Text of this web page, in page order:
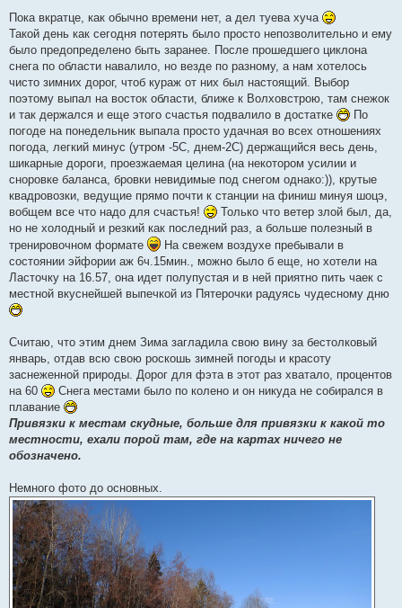
о
щ
е
и
е
Пока вкратце, как обычно времени нет, а дел туева хуча
Такой день как сегодня потерять было просто непозволительно и ему
было предопределено быть заранее. После прошедшего циклона
снега по области навалило, но везде по разному, а нам хотелось
чисто зимних дорог, чтоб кураж от них был настоящий. Выбор
поэтому выпал на восток области, ближе к Волховстрою, там снежок
и так держался и еще этого счастья подвалило в достатке
По
погоде на понедельник выпала просто удачная во всех отношениях
погода, легкий минус (утром -5С, днем-2С) держащийся весь день,
шикарные дороги, проезжаемая целина (на некотором усилии и
сноровке баланса, бровки невидимые под снегом однако:)), крутые
квадровозки, ведущие прямо почти к станции на финиш минуя шоцэ,
вобщем все что надо для счастья!
Только что ветер злой был, да,
но не холодный и резкий как последний раз, а больше полезный в
тренировочном формате
На свежем воздухе пребывали в
состоянии эйфории аж 6ч.15мин., можно было б еще, но хотели на
Ласточку на 16.57, она идет полупустая и в ней приятно пить чаек с
местной вкуснейшей выпечкой из Пятерочки радуясь чудесному дню
Считаю, что этим днем Зима загладила свою вину за бестолковый
январь, отдав всю свою роскошь зимней погоды и красоту
заснеженной природы. Дорог для фэта в этот раз хватало, процентов
на 60
Снега местами было по колено и он никуда не собирался в
плавание
Привязки к местам скудные, больше для привязки к какой то
местности, ехали порой там, где на картах ничего не
обозначено.
Немного фото до основных.